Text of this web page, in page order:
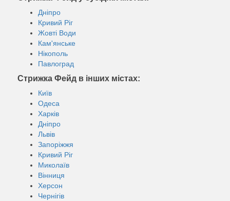
Дніпро
Кривий Ріг
Жовті Води
Кам'янське
Нікополь
Павлоград
Стрижка Фейд в інших містах:
Київ
Одеса
Харків
Дніпро
Львів
Запоріжжя
Кривий Ріг
Миколаїв
Вінниця
Херсон
Чернігів